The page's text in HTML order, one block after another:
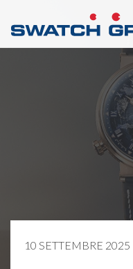
10 SETTEMBRE 2025